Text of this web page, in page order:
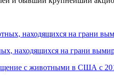
находящихся на грани